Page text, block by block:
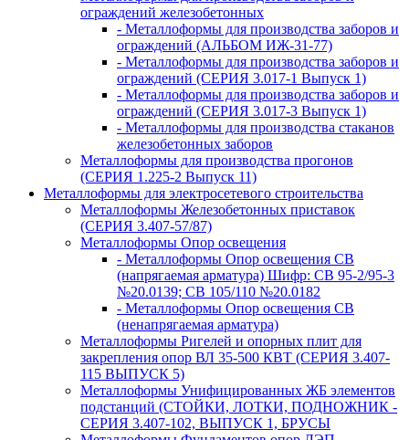
ограждений железобетонных
- Металлоформы для производства заборов и
ограждений (АЛЬБОМ ИЖ-31-77)
- Металлоформы для производства заборов и
ограждений (СЕРИЯ 3.017-1 Выпуск 1)
- Металлоформы для производства заборов и
ограждений (СЕРИЯ 3.017-3 Выпуск 1)
- Металлоформы для производства стаканов
железобетонных заборов
Металлоформы для производства прогонов
(СЕРИЯ 1.225-2 Выпуск 11)
Металлоформы для электросетевого строительства
Металлоформы Железобетонных приставок
(СЕРИЯ 3.407-57/87)
Металлоформы Опор освещения
- Металлоформы Опор освещения СВ
(напрягаемая арматура) Шифр: СВ 95-2/95-3
№20.0139; СВ 105/110 №20.0182
- Металлоформы Опор освещения СВ
(ненапрягаемая арматура)
Металлоформы Ригелей и опорных плит для
закрепления опор ВЛ 35-500 КВТ (СЕРИЯ 3.407-
115 ВЫПУСК 5)
Металлоформы Унифицированных ЖБ элементов
подстанций (СТОЙКИ, ЛОТКИ, ПОДНОЖНИК -
СЕРИЯ 3.407-102, ВЫПУСК 1, БРУСЫ